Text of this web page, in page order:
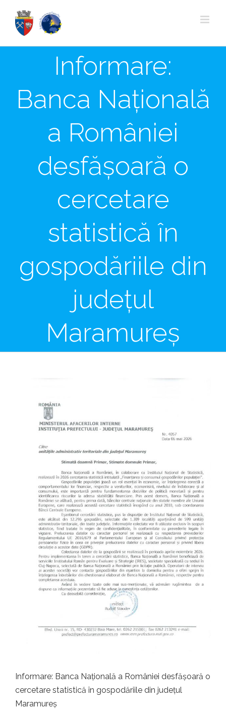
content
Informare:
Banca Națională
a României
desfășoară o
cercetare
statistică în
gospodăriile din
județul
Maramureș
Informare: Banca Națională a României desfășoară o
cercetare statistică în gospodăriile din județul
Maramureș